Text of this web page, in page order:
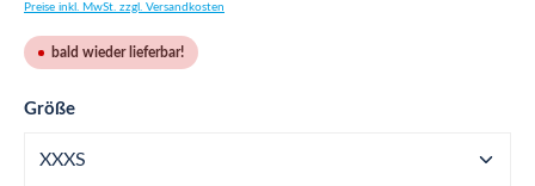
Preise inkl. MwSt. zzgl. Versandkosten
bald wieder lieferbar!
Größeauswählen